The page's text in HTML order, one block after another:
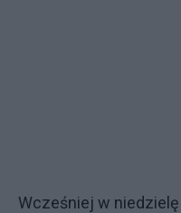
Wcześniej w niedzielę